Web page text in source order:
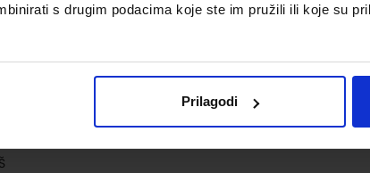
s drugim podacima koje ste im pružili ili koje su
Prilagodi